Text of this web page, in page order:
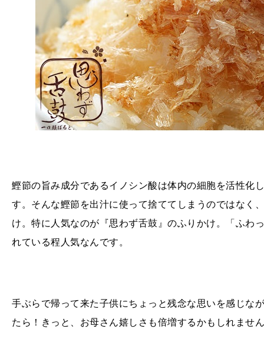
鰹節の旨み成分であるイノシン酸は体内の細胞を活性化
す。そんな鰹節を出汁に使って捨ててしまうのではなく
け。特に人気なのが『思わず舌鼓』のふりかけ。「ふわ
れている程人気なんです。
手ぶらで帰って来た子供にちょっと残念な思いを感じな
たら！きっと、お母さん嬉しさも倍増するかもしれませ